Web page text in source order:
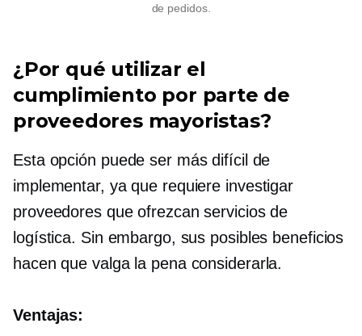
de pedidos.
¿Por qué utilizar el
cumplimiento por parte de
proveedores mayoristas?
Esta opción puede ser más difícil de
implementar, ya que requiere investigar
proveedores que ofrezcan servicios de
logística. Sin embargo, sus posibles beneficios
hacen que valga la pena considerarla.
Ventajas: